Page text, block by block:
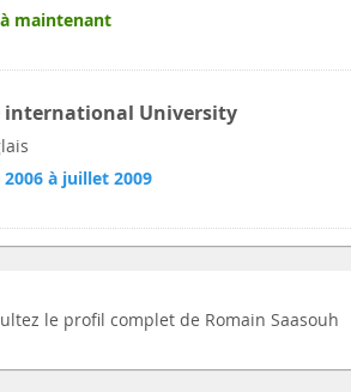
maintenant
international University
à juillet 2009
le profil complet de Romain Saasouh